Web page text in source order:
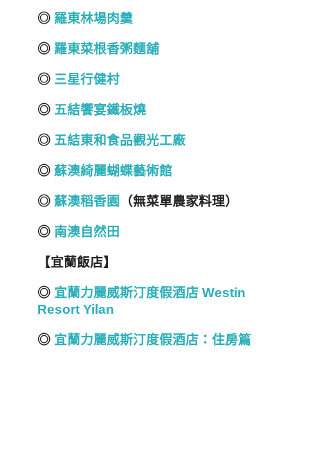
◎ 羅東林場肉羹
◎ 羅東菜根香粥麵舖
◎ 三星行健村
◎ 五結饗宴鐵板燒
◎ 五結東和食品觀光工廠
◎ 蘇澳綺麗蝴蝶藝術館
◎ 蘇澳稻香園 （無菜單農家料理）
◎ 南澳自然田
【宜蘭飯店】
◎ 宜蘭力麗威斯汀度假酒店 Westin
Resort Yilan
◎ 宜蘭力麗威斯汀度假酒店：住房篇